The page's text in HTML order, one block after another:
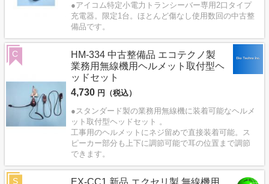
●アイコム特定小電力トランシーバー専用2口タイプ
充電器。限定1台。ほとんど傷なし使用数回の中古整
備品です。
HM-334 中古整備品 エコテクノ製
業務用無線機用ヘルメット取付型ヘ
ッドセット
4,730 円（税込）
●スタンダード製の業務用無線機に装着可能なヘルメ
ット取付型ヘッドセット 。
工事用のヘルメットにネジ留めで直接装着可能。ス
ピーカー部分も上下に調節可能で耳の位置まで調節
できます。
C
S